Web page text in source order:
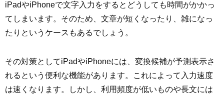
iPadやiPhoneで文字入力をするとどうしても時間がかかっ
てしまいます。そのため、文章が短くなったり、雑になっ
たりというケースもあるでしょう。
その対策としてiPadやiPhoneには、変換候補が予測表示さ
れるという便利な機能があります。これによって入力速度
は速くなります。しかし、利用頻度が低いものや長文には